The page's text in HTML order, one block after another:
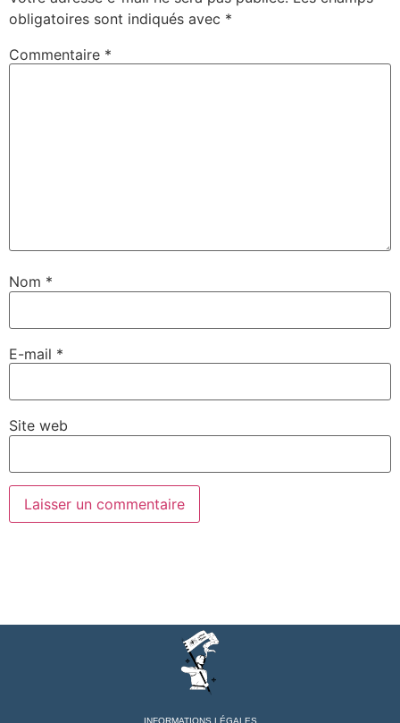
obligatoires sont indiqués avec *
Commentaire *
Nom *
E-mail *
Site web